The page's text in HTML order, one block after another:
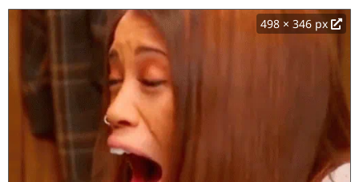
498 × 346 px